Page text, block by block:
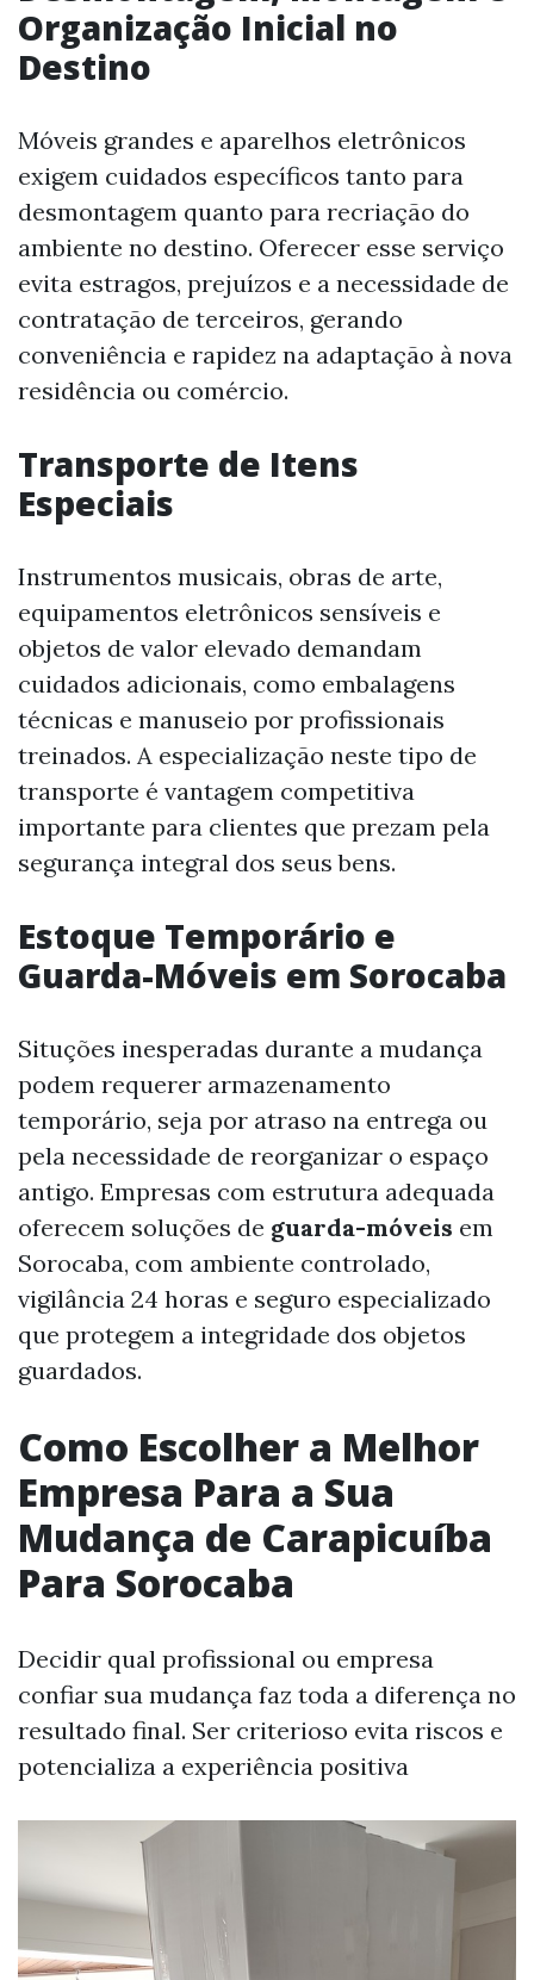
Organização Inicial no
Destino
Móveis grandes e aparelhos eletrônicos
exigem cuidados específicos tanto para
desmontagem quanto para recriação do
ambiente no destino. Oferecer esse serviço
evita estragos, prejuízos e a necessidade de
contratação de terceiros, gerando
conveniência e rapidez na adaptação à nova
residência ou comércio.
Transporte de Itens
Especiais
Instrumentos musicais, obras de arte,
equipamentos eletrônicos sensíveis e
objetos de valor elevado demandam
cuidados adicionais, como embalagens
técnicas e manuseio por profissionais
treinados. A especialização neste tipo de
transporte é vantagem competitiva
importante para clientes que prezam pela
segurança integral dos seus bens.
Estoque Temporário e
Guarda-Móveis em Sorocaba
Situções inesperadas durante a mudança
podem requerer armazenamento
temporário, seja por atraso na entrega ou
pela necessidade de reorganizar o espaço
antigo. Empresas com estrutura adequada
oferecem soluções de guarda-móveis em
Sorocaba, com ambiente controlado,
vigilância 24 horas e seguro especializado
que protegem a integridade dos objetos
guardados.
Como Escolher a Melhor
Empresa Para a Sua
Mudança de Carapicuíba
Para Sorocaba
Decidir qual profissional ou empresa
confiar sua mudança faz toda a diferença no
resultado final. Ser criterioso evita riscos e
potencializa a experiência positiva